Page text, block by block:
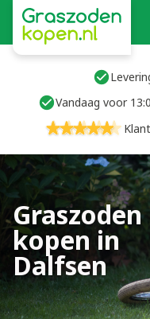
Vandaag voor
Graszoden
kopen in
Dalfsen